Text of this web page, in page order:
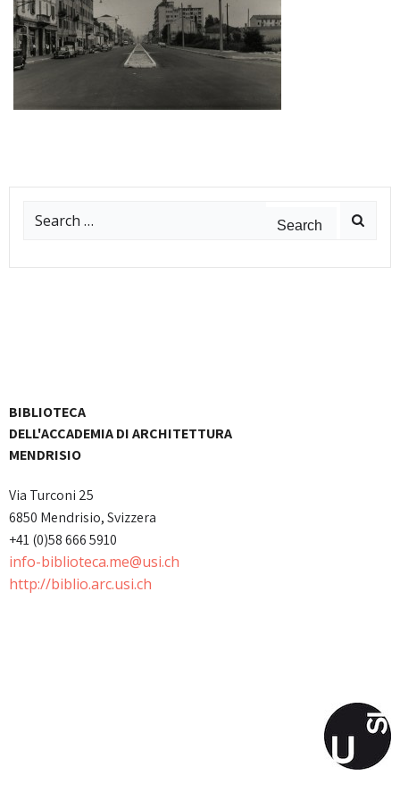
Search
BIBLIOTECA
DELL'ACCADEMIA DI ARCHITETTURA
MENDRISIO
Via Turconi 25
6850 Mendrisio, Svizzera
+41 (0)58 666 5910
info-biblioteca.me@usi.ch
http://biblio.arc.usi.ch